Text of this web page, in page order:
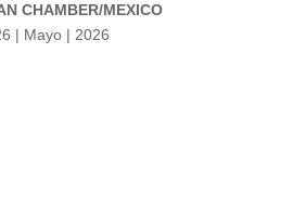
CHAMBER/MEXICO
| Mayo | 2026